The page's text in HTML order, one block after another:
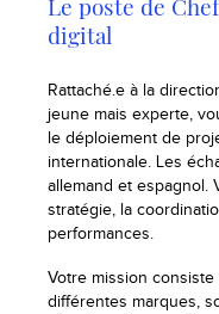
Le poste de
digital
Rattaché.e à la
jeune mais experte,
le déploiement de
internationale. Les
allemand et espagnol.
stratégie, la
performances.
Votre mission
différentes marques,